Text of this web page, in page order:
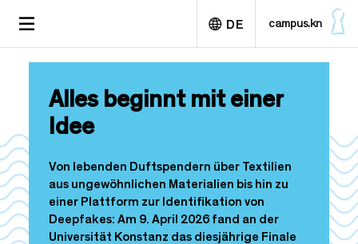
m
n
h
l
TOGGLE
DE campus.kn
Alles beginnt mit einer
Idee
Von lebenden Duftspendern über Textilien
aus ungewöhnlichen Materialien bis hin zu
einer Plattform zur Identifikation von
Deepfakes: Am 9. April 2026 fand an der
Universität Konstanz das diesjährige Finale